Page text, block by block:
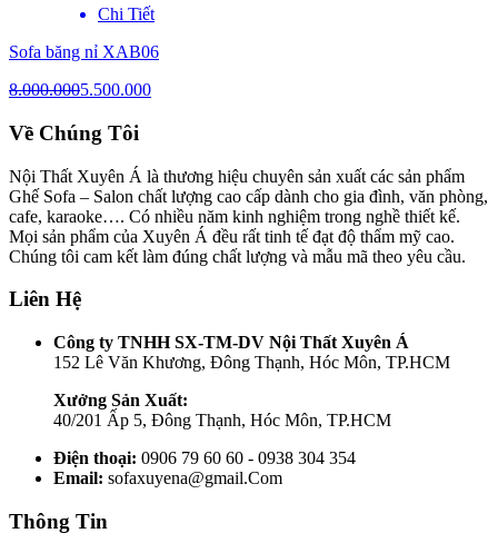
Chi Tiết
Sofa băng nỉ XAB06
8.000.0005.500.000
Về Chúng Tôi
Nội Thất Xuyên Á là thương hiệu chuyên sản xuất các sản phẩm
Ghế Sofa – Salon chất lượng cao cấp dành cho gia đình, văn phòng,
cafe, karaoke…. Có nhiều năm kinh nghiệm trong nghề thiết kế.
Mọi sản phẩm của Xuyên Á đều rất tinh tế đạt độ thẩm mỹ cao.
Chúng tôi cam kết làm đúng chất lượng và mẫu mã theo yêu cầu.
Liên Hệ
Công ty TNHH SX-TM-DV Nội Thất Xuyên Á
152 Lê Văn Khương, Đông Thạnh, Hóc Môn, TP.HCM
Xưởng Sản Xuất:
40/201 Ấp 5, Đông Thạnh, Hóc Môn, TP.HCM
Điện thoại: 0906 79 60 60 - 0938 304 354
Email: sofaxuyena@gmail.Com
Thông Tin